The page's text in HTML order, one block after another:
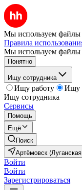
Мы используем файлы
Правила
Мы используем файлы
Понятно
Ищу сотрудника
Ищу работу
Ищу
Ищу сотрудника
Сервисы
Помощь
Ещё
Поиск
Артёмовск
Войти
Войти
Зарегистрироваться